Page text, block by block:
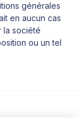
générales
en aucun cas
la société
ou un tel